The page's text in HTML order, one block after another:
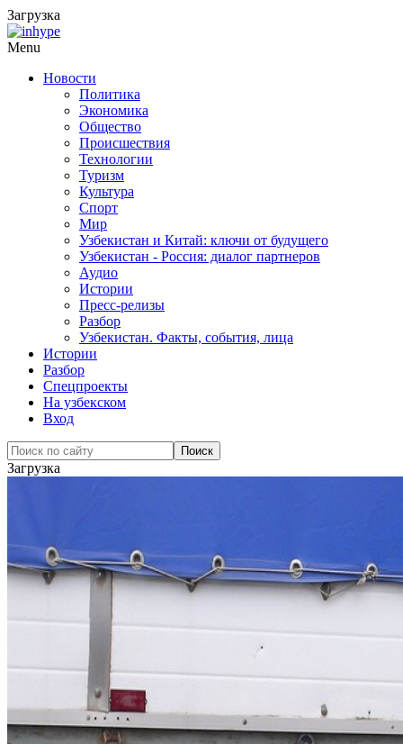
Загрузка
Menu
Новости
Политика
Экономика
Общество
Происшествия
Технологии
Туризм
Культура
Спорт
Мир
Узбекистан и Китай: ключи от будущего
Узбекистан - Россия: диалог партнеров
Аудио
Истории
Пресс-релизы
Разбор
Узбекистан. Факты, события, лица
Истории
Разбор
Спецпроекты
На узбекском
Вход
Загрузка